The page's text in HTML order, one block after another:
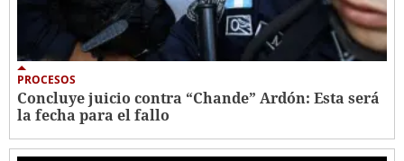
PROCESOS
Concluye juicio contra “Chande” Ardón: Esta será
la fecha para el fallo